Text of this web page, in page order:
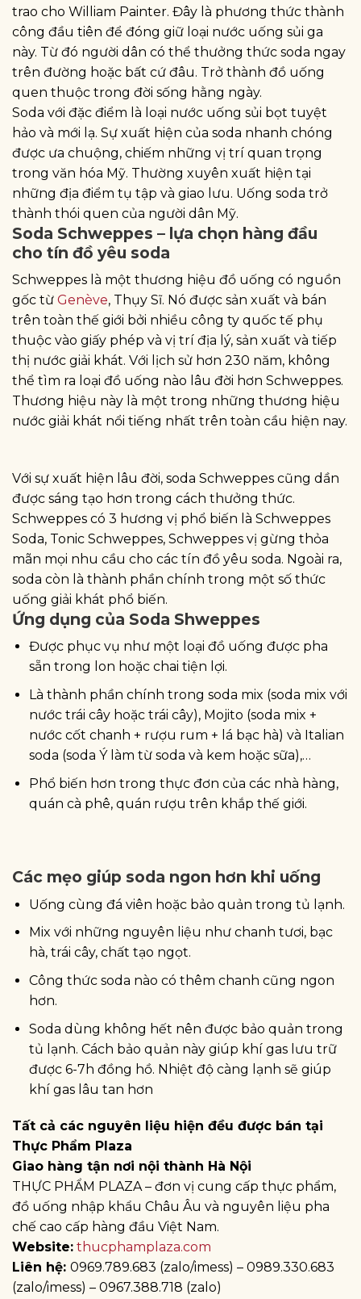
trao cho William Painter. Đây là phương thức thành
công đầu tiên để đóng giữ loại nước uống sủi ga
này. Từ đó người dân có thể thưởng thức soda ngay
trên đường hoặc bất cứ đâu. Trở thành đồ uống
quen thuộc trong đời sống hằng ngày.
Soda với đặc điểm là loại nước uống sủi bọt tuyệt
hảo và mới lạ. Sự xuất hiện của soda nhanh chóng
được ưa chuộng, chiếm những vị trí quan trọng
trong văn hóa Mỹ. Thường xuyên xuất hiện tại
những địa điểm tụ tập và giao lưu. Uống soda trở
thành thói quen của người dân Mỹ.
Soda Schweppes – lựa chọn hàng đầu
cho tín đồ yêu soda
Schweppes là một thương hiệu đồ uống có nguồn
gốc từ Genève, Thụy Sĩ. Nó được sản xuất và bán
trên toàn thế giới bởi nhiều công ty quốc tế phụ
thuộc vào giấy phép và vị trí địa lý, sản xuất và tiếp
thị nước giải khát. Với lịch sử hơn 230 năm, không
thể tìm ra loại đồ uống nào lâu đời hơn Schweppes.
Thương hiệu này là một trong những thương hiệu
nước giải khát nổi tiếng nhất trên toàn cầu hiện nay.
Với sự xuất hiện lâu đời, soda Schweppes cũng dần
được sáng tạo hơn trong cách thưởng thức.
Schweppes có 3 hương vị phổ biến là Schweppes
Soda, Tonic Schweppes, Schweppes vị gừng thỏa
mãn mọi nhu cầu cho các tín đồ yêu soda. Ngoài ra,
soda còn là thành phần chính trong một số thức
uống giải khát phổ biến.
Ứng dụng của Soda Shweppes
Được phục vụ như một loại đồ uống được pha
sẵn trong lon hoặc chai tiện lợi.
Là thành phần chính trong soda mix (soda mix với
nước trái cây hoặc trái cây), Mojito (soda mix +
nước cốt chanh + rượu rum + lá bạc hà) và Italian
soda (soda Ý làm từ soda và kem hoặc sữa),…
Phổ biến hơn trong thực đơn của các nhà hàng,
quán cà phê, quán rượu trên khắp thế giới.
Các mẹo giúp soda ngon hơn khi uống
Uống cùng đá viên hoặc bảo quản trong tủ lạnh.
Mix với những nguyên liệu như chanh tươi, bạc
hà, trái cây, chất tạo ngọt.
Công thức soda nào có thêm chanh cũng ngon
hơn.
Soda dùng không hết nên được bảo quản trong
tủ lạnh. Cách bảo quản này giúp khí gas lưu trữ
được 6-7h đồng hồ. Nhiệt độ càng lạnh sẽ giúp
khí gas lâu tan hơn
Tất cả các nguyên liệu hiện đều được bán tại
Thực Phẩm Plaza
Giao hàng tận nơi nội thành Hà Nội
THỰC PHẨM PLAZA – đơn vị cung cấp thực phẩm,
đồ uống nhập khẩu Châu Âu và nguyên liệu pha
chế cao cấp hàng đầu Việt Nam.
Website: thucphamplaza.com
Liên hệ: 0969.789.683 (zalo/imess) – 0989.330.683
(zalo/imess) – 0967.388.718 (zalo)